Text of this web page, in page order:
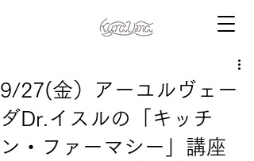
9/27(金）アーユルヴェー
ダDr.イスルの「キッチ
ン・ファーマシー」講座